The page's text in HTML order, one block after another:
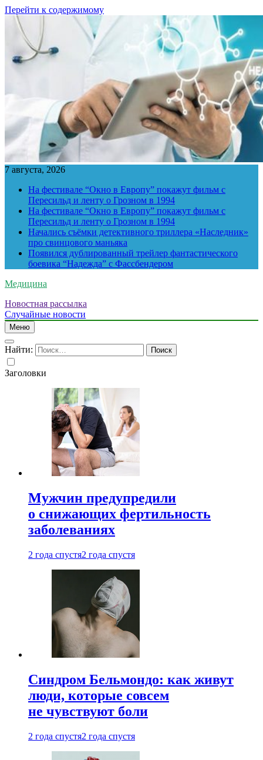
Перейти к содержимому
7 августа, 2026
На фестивале “Окно в Европу” покажут фильм с
Пересильд и ленту о Грозном в 1994
На фестивале “Окно в Европу” покажут фильм с
Пересильд и ленту о Грозном в 1994
Начались съёмки детективного триллера «Наследник»
про свинцового маньяка
Появился дублированный трейлер фантастического
боевика “Надежда” с Фассбендером
Медицина
Новостная рассылка
Случайные новости
Меню
Найти:
Заголовки
Мужчин предупредили
о снижающих фертильность
заболеваниях
2 года спустя2 года спустя
Синдром Бельмондо: как живут
люди, которые совсем
не чувствуют боли
2 года спустя2 года спустя